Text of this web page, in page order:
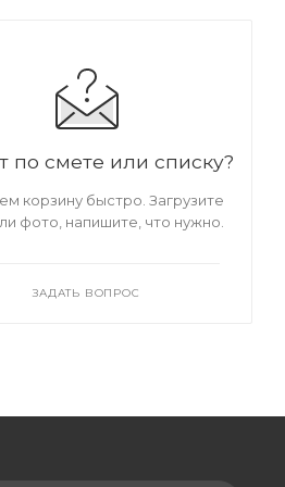
по смете или списку?
корзину быстро. Загрузите
фото, напишите, что нужно.
ЗАДАТЬ ВОПРОС